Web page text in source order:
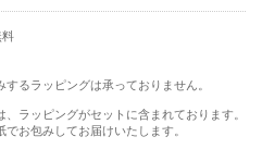
料
るラッピングは承っておりません。
ラッピングがセットに含まれております。
お包みしてお届けいたします。